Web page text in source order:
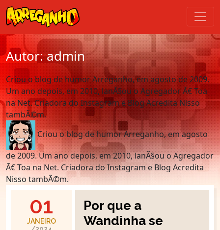
Autor:admin
Criou o blog de humor Arreganho, em agosto de 2009.
Um ano depois, em 2010, lanÃ§ou o Agregador Ã€ Toa
na Net. Criadora do Instagram e Blog Acredita Nisso
tambÃ©m.
Criou o blog de humor Arreganho, em agosto
de 2009. Um ano depois, em 2010, lanÃ§ou o Agregador
Ã€ Toa na Net. Criadora do Instagram e Blog Acredita
Nisso tambÃ©m.
01
JANEIRO
Por que a
Wandinha se